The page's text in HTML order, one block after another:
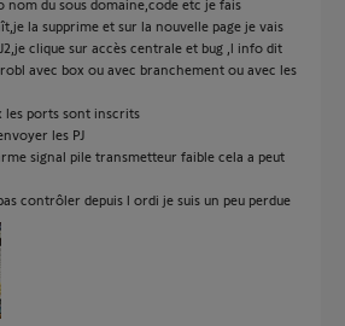
nom du sous domaine,code etc je fais
la supprime et sur la nouvelle page je vais
clique sur accès centrale et bug ,l info dit
avec box ou avec branchement ou avec les
les ports sont inscrits
les PJ
signal pile transmetteur faible cela a peut
contrôler depuis l ordi je suis un peu perdue